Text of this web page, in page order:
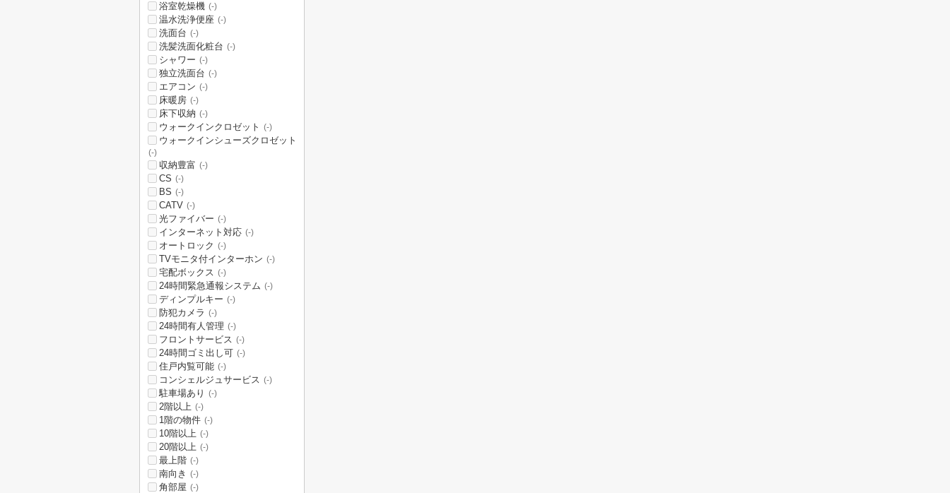
浴室乾燥機 (-)
温水洗浄便座 (-)
洗面台 (-)
洗髪洗面化粧台 (-)
シャワー (-)
独立洗面台 (-)
エアコン (-)
床暖房 (-)
床下収納 (-)
ウォークインクロゼット (-)
ウォークインシューズクロゼット
(-)
収納豊富 (-)
CS (-)
BS (-)
CATV (-)
光ファイバー (-)
インターネット対応 (-)
オートロック (-)
TVモニタ付インターホン (-)
宅配ボックス (-)
24時間緊急通報システム (-)
ディンプルキー (-)
防犯カメラ (-)
24時間有人管理 (-)
フロントサービス (-)
24時間ゴミ出し可 (-)
住戸内覧可能 (-)
コンシェルジュサービス (-)
駐車場あり (-)
2階以上 (-)
1階の物件 (-)
10階以上 (-)
20階以上 (-)
最上階 (-)
南向き (-)
角部屋 (-)